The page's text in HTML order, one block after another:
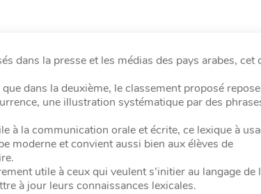
dans la presse et les médias des pays arabes, cet
dans la deuxième, le classement proposé
une illustration systématique par des
à la communication orale et écrite, ce lexique à
moderne et convient aussi bien aux élèves de
utile à ceux qui veulent s’initier au langage de
à jour leurs connaissances lexicales.